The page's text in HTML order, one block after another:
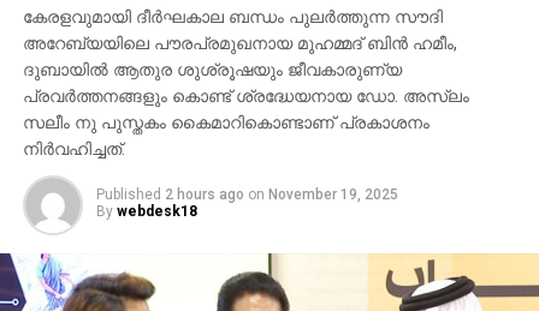
കേരളവുമായി ദീർഘകാല ബന്ധം പുലർത്തുന്ന സൗദി
അറേബ്യയിലെ പൗരപ്രമുഖനായ മുഹമ്മദ് ബിൻ ഹമീം,
ദുബായിൽ ആതുര ശുശ്രൂഷയും ജീവകാരുണ്യ
പ്രവർത്തനങ്ങളും കൊണ്ട് ശ്രദ്ധേയനായ ഡോ. അസ്ലം
സലീം നു പുസ്തകം കൈമാറികൊണ്ടാണ് പ്രകാശനം
നിർവഹിച്ചത്.
Published 2 hours ago on November 19, 2025
By webdesk18